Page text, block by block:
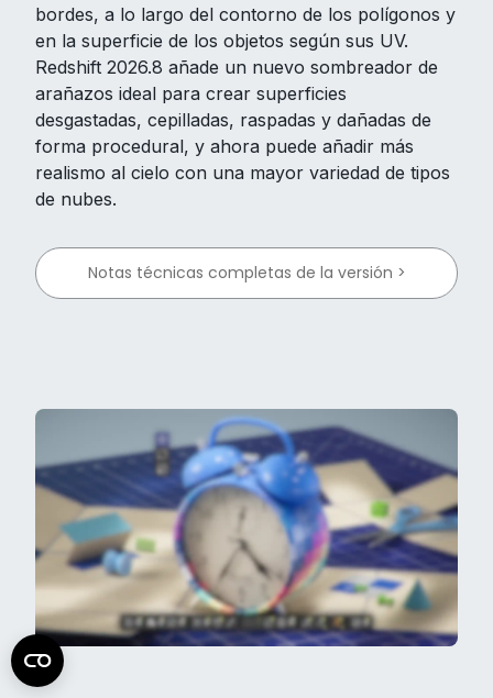
bordes, a lo largo del contorno de los polígonos y
en la superficie de los objetos según sus UV.
Redshift 2026.8 añade un nuevo sombreador de
arañazos ideal para crear superficies
desgastadas, cepilladas, raspadas y dañadas de
forma procedural, y ahora puede añadir más
realismo al cielo con una mayor variedad de tipos
de nubes.
Notas técnicas completas de la versión >